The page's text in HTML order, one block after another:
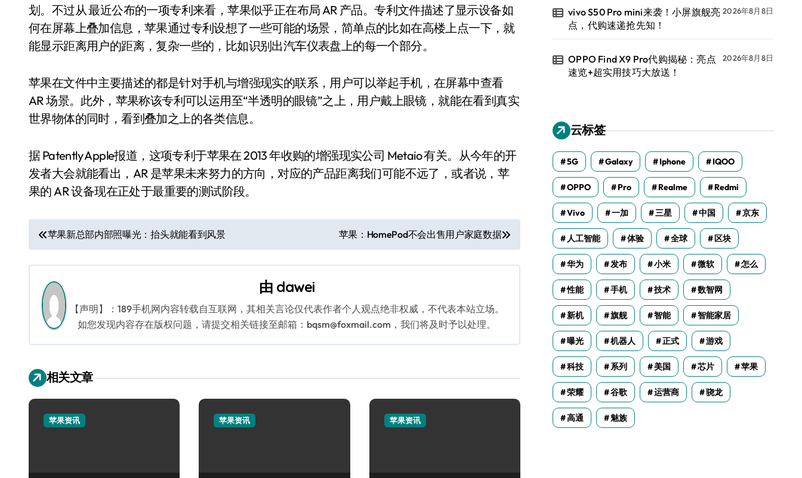
划。不过从 最近公布的一项专利来看，苹果似乎正在布局 AR 产品。专利文件描述了显示设备如
何在屏幕上叠加信息，苹果通过专利设想了一些可能的场景，简单点的比如在高楼上点一下，就
能显示距离用户的距离，复杂一些的，比如识别出汽车仪表盘上的每一个部分。
苹果在文件中主要描述的都是针对手机与增强现实的联系，用户可以举起手机，在屏幕中查看
AR 场景。此外，苹果称该专利可以运用至“半透明的眼镜”之上，用户戴上眼镜，就能在看到真实
世界物体的同时，看到叠加之上的各类信息。
据 Patently Apple报道，这项专利于苹果在 2013 年收购的增强现实公司 Metaio 有关。从今年的开
发者大会就能看出，AR 是苹果未来努力的方向，对应的产品距离我们可能不远了，或者说，苹
果的 AR 设备现在正处于最重要的测试阶段。
文
章
导
航
苹果新总部内部照曝光：抬头就能看到风景 苹果：HomePod不会出售用户家庭数据
由 dawei
【声明】：189手机网内容转载自互联网，其相关言论仅代表作者个人观点绝非权威，不代表本站立场。
如您发现内容存在版权问题，请提交相关链接至邮箱：bqsm@foxmail.com，我们将及时予以处理。
相关文章
苹果资讯 苹果资讯 苹果资讯
vivo S50 Pro mini来袭！小屏旗舰亮
点，代购速递抢先知！
2026年8月8日
OPPO Find X9 Pro代购揭秘：亮点
速览+超实用技巧大放送！
2026年8月8日
云标签
5G Galaxy Iphone IQOO
OPPO Pro Realme Redmi
Vivo 一加 三星 中国 京东
人工智能 体验 全球 区块
华为 发布 小米 微软 怎么
性能 手机 技术 数智网
新机 旗舰 智能 智能家居
曝光 机器人 正式 游戏
科技 系列 美国 芯片 苹果
荣耀 谷歌 运营商 骁龙
高通 魅族